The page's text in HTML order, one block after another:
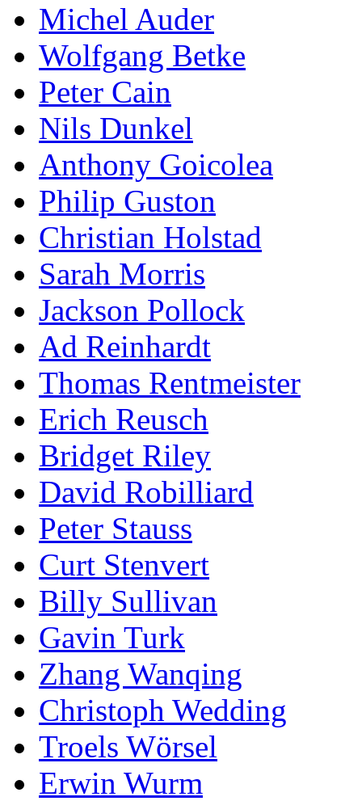
Michel Auder
Wolfgang Betke
Peter Cain
Nils Dunkel
Anthony Goicolea
Philip Guston
Christian Holstad
Sarah Morris
Jackson Pollock
Ad Reinhardt
Thomas Rentmeister
Erich Reusch
Bridget Riley
David Robilliard
Peter Stauss
Curt Stenvert
Billy Sullivan
Gavin Turk
Zhang Wanqing
Christoph Wedding
Troels Wörsel
Erwin Wurm